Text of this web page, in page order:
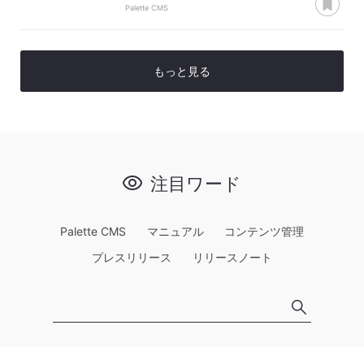
Palette CMS
もっと見る
注目ワード
Palette CMS マニュアル
コンテンツ管理
プレスリリース
リリースノート